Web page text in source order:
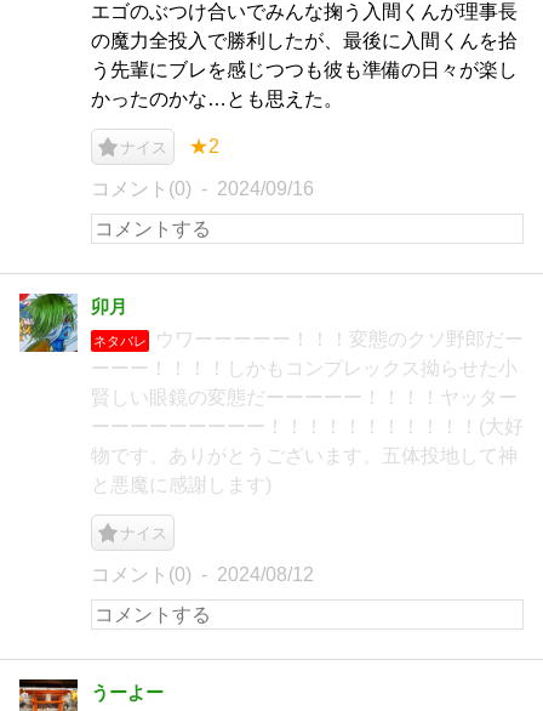
エゴのぶつけ合いでみんな掬う入間くんが理事長
の魔力全投入で勝利したが、最後に入間くんを拾
う先輩にブレを感じつつも彼も準備の日々が楽し
かったのかな…とも思えた。
ナイス ★2
コメント(0) 2024/09/16
卯月
ネタバレ
ウワーーーーー！！！変態のクソ野郎だー
ーーー！！！！しかもコンプレックス拗らせた小
賢しい眼鏡の変態だーーーーー！！！！ヤッター
ーーーーーーーーー！！！！！！！！！！！(大好
物です。ありがとうございます。五体投地して神
と悪魔に感謝します)
ナイス
コメント(0) 2024/08/12
うーよー